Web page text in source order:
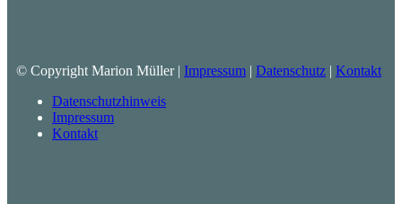
© Copyright Marion Müller | Impressum | Datenschutz | Kontakt
Datenschutzhinweis
Impressum
Kontakt